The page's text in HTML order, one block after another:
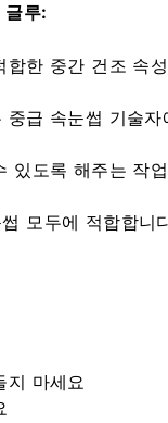
글루:
한 중간 건조 속
급 속눈썹 기술
있도록 해주는 작
모두에 적합합니
지 마세요